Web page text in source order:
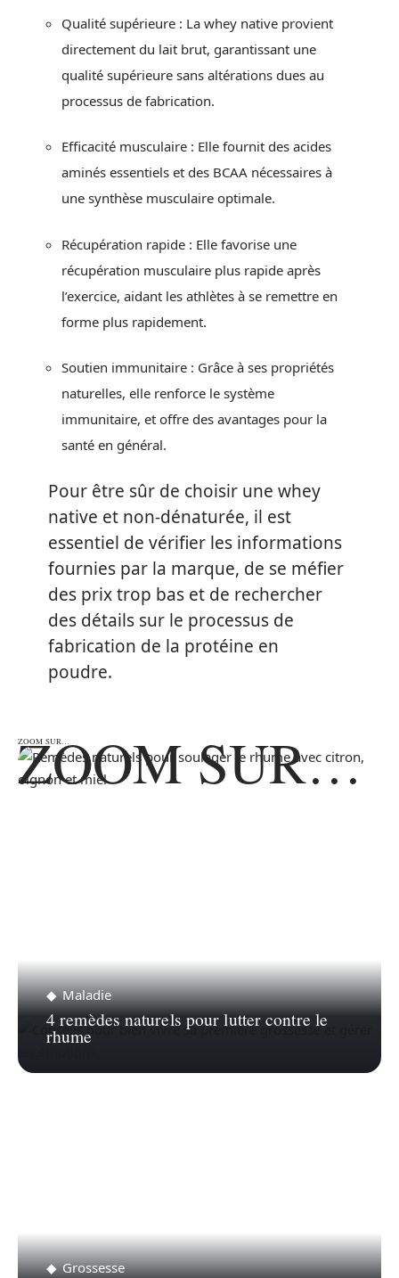
Qualité supérieure : La whey native provient
directement du lait brut, garantissant une
qualité supérieure sans altérations dues au
processus de fabrication.
Efficacité musculaire : Elle fournit des acides
aminés essentiels et des BCAA nécessaires à
une synthèse musculaire optimale.
Récupération rapide : Elle favorise une
récupération musculaire plus rapide après
l’exercice, aidant les athlètes à se remettre en
forme plus rapidement.
Soutien immunitaire : Grâce à ses propriétés
naturelles, elle renforce le système
immunitaire, et offre des avantages pour la
santé en général.
Pour être sûr de choisir une whey
native et non-dénaturée, il est
essentiel de vérifier les informations
fournies par la marque, de se méfier
des prix trop bas et de rechercher
des détails sur le processus de
fabrication de la protéine en
poudre.
ZOOM SUR…
ZOOM SUR…
Maladie
4 remèdes naturels pour lutter contre le
rhume
Grossesse